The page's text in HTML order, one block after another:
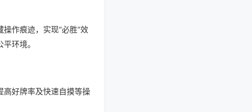
作痕迹，实现“必胜”效
环境。
高好牌率及快速自摸等操